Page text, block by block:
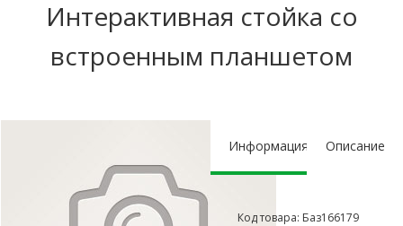
Интерактивная стойка со
встроенным планшетом
Информация Описание
Код товара: Баз166179